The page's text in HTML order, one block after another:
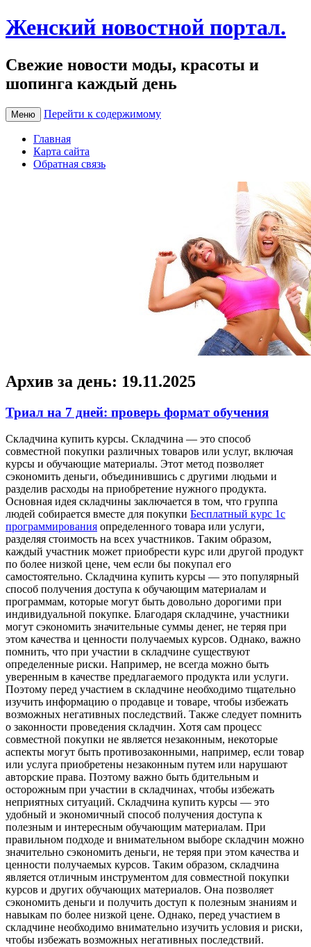
Женский новостной портал.
Свежие новости моды, красоты и
шопинга каждый день
Меню Перейти к содержимому
Главная
Карта сайта
Обратная связь
Архив за день: 19.11.2025
Триал на 7 дней: проверь формат обучения
Склaдчинa купить курсы. Склaдчинa — этo способ
совместной покупки различных товаров или услуг, включая
курсы и обучающие материалы. Этот метод позволяет
сэкономить деньги, объединившись с другими людьми и
разделив расходы на приобретение нужного продукта.
Основная идея складчины заключается в том, что группа
людей собирается вместе для покупки Бесплатный курс 1c
программирования определенного товара или услуги,
разделяя стоимость на всех участников. Таким образом,
каждый участник может приобрести курс или другой продукт
по более низкой цене, чем если бы покупал его
самостоятельно. Складчина купить курсы — это популярный
способ получения доступа к обучающим материалам и
программам, которые могут быть довольно дорогими при
индивидуальной покупке. Благодаря складчине, участники
могут сэкономить значительные суммы денег, не теряя при
этом качества и ценности получаемых курсов. Однако, важно
помнить, что при участии в складчине существуют
определенные риски. Например, не всегда можно быть
уверенным в качестве предлагаемого продукта или услуги.
Поэтому перед участием в складчине необходимо тщательно
изучить информацию о продавце и товаре, чтобы избежать
возможных негативных последствий. Также следует помнить
о законности проведения складчин. Хотя сам процесс
совместной покупки не является незаконным, некоторые
аспекты могут быть противозаконными, например, если товар
или услуга приобретены незаконным путем или нарушают
авторские права. Поэтому важно быть бдительным и
осторожным при участии в складчинах, чтобы избежать
неприятных ситуаций. Складчина купить курсы — это
удобный и экономичный способ получения доступа к
полезным и интересным обучающим материалам. При
правильном подходе и внимательном выборе складчин можно
значительно сэкономить деньги, не теряя при этом качества и
ценности получаемых курсов. Таким образом, складчина
является отличным инструментом для совместной покупки
курсов и других обучающих материалов. Она позволяет
сэкономить деньги и получить доступ к полезным знаниям и
навыкам по более низкой цене. Однако, перед участием в
складчине необходимо внимательно изучить условия и риски,
чтобы избежать возможных негативных последствий.